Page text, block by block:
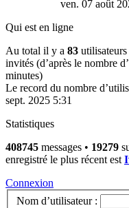
ven. 07 août
Qui est en ligne
Au total il y a 83
invités (d’après le nombre
minutes)
Le record du nombre
sept. 2025 5:31
Statistiques
408745 messages • 19279
enregistré le plus récent est
Connexion
Nom d’utilisateur :